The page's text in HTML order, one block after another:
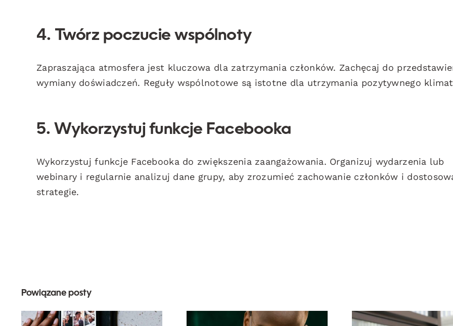
4. Twórz poczucie wspólnoty
Zapraszająca atmosfera jest kluczowa dla zatrzymania członków. Zachęcaj do
wymiany doświadczeń. Reguły wspólnotowe są istotne dla utrzymania pozytywnego
5. Wykorzystuj funkcje Facebooka
Wykorzystuj funkcje Facebooka do zwiększenia zaangażowania. Organizuj wydarzenia lub
webinary i regularnie analizuj dane grupy, aby zrozumieć zachowanie członków i
strategie.
Powiązane posty